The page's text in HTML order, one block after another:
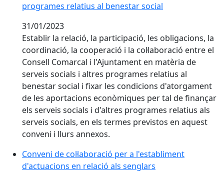
programes relatius al benestar social
31/01/2023
Establir la relació, la participació, les obligacions, la
coordinació, la cooperació i la col·laboració entre el
Consell Comarcal i l'Ajuntament en matèria de
serveis socials i altres programes relatius al
benestar social i fixar les condicions d'atorgament
de les aportacions econòmiques per tal de finançar
els serveis socials i d'altres programes relatius als
serveis socials, en els termes previstos en aquest
conveni i llurs annexos.
Conveni de col·laboració per a l'establiment
d'actuacions en relació als senglars